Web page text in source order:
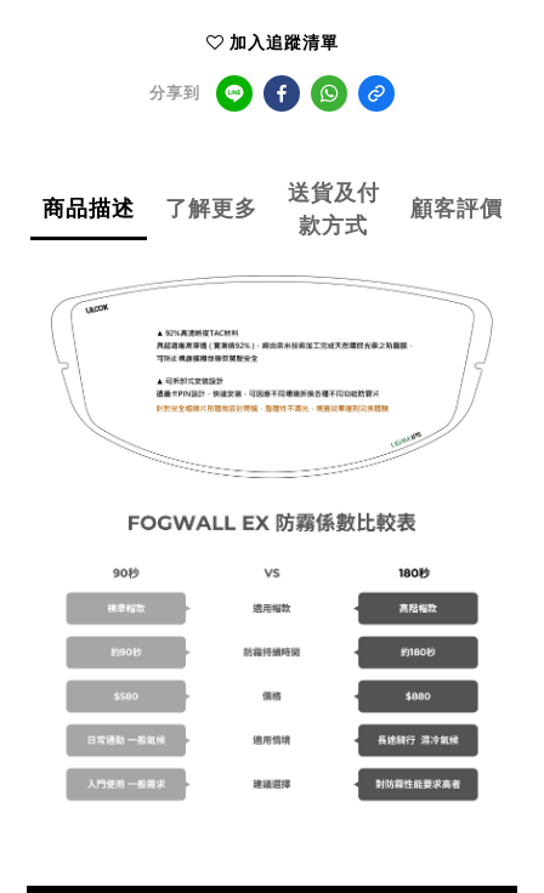
加入追蹤清單
分享到
商品描述 了解更多
送貨及付
款方式
顧客評價